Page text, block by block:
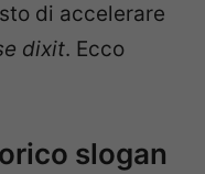
di accelerare
dixit. Ecco
slogan